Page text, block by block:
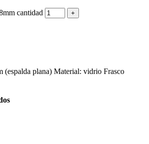
cantidad
(espalda plana) Material: vidrio Frasco